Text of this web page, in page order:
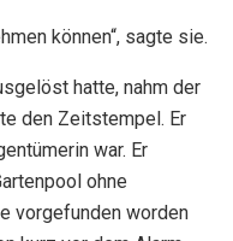
können“, sagte sie.
hatte, nahm der
den Zeitstempel. Er
war. Er
ohne
vorgefunden worden